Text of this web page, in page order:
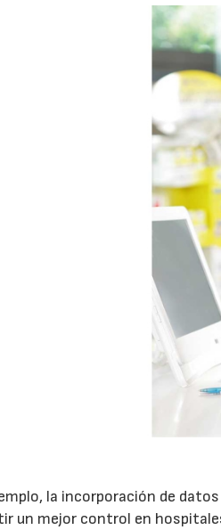
la incorporación de
un mejor control en